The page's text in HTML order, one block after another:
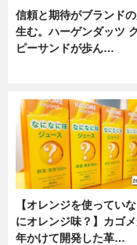
信頼と期待がブランド
生む。ハーゲンダッツ
ピーサンドが歩ん…
【オレンジを使ってい
にオレンジ味？】カゴ
年かけて開発した革…